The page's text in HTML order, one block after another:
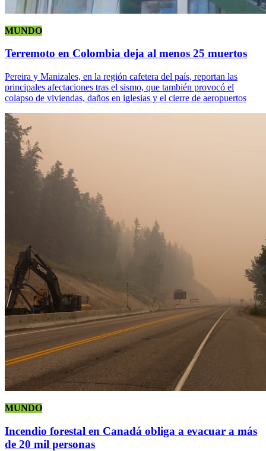
MUNDO
Terremoto en Colombia deja al menos 25 muertos
Pereira y Manizales, en la región cafetera del país, reportan las
principales afectaciones tras el sismo, que también provocó el
colapso de viviendas, daños en iglesias y el cierre de aeropuertos
MUNDO
Incendio forestal en Canadá obliga a evacuar a más
de 20 mil personas